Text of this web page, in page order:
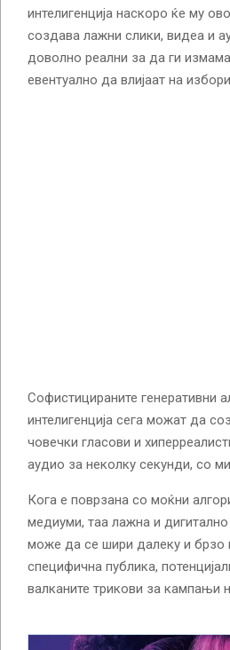
интелигенција наскоро ќе му
создава лажни слики, видеа и
доволно реални за да ги
евентуално да влијаат на
Софистицираните генеративни
интелигенција сега можат да
човечки гласови и
аудио за неколку секунди, со
Кога е поврзана со моќни
медиуми, таа лажна и
може да се шири далеку и брзо
специфична публика,
валканите трикови за кампањи